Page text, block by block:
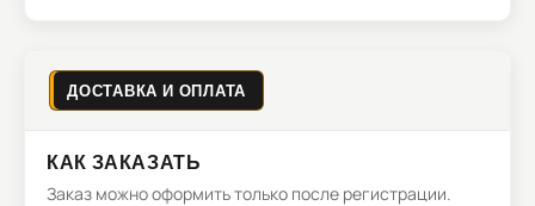
ДОСТАВКА И ОПЛАТА
КАК ЗАКАЗАТЬ
Заказ можно оформить только после регистрации.